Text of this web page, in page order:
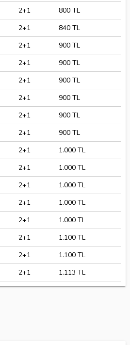
2+1
800 TL
2+1
840 TL
2+1
900 TL
2+1
900 TL
2+1
900 TL
2+1
900 TL
2+1
900 TL
2+1
900 TL
2+1
1.000 TL
2+1
1.000 TL
2+1
1.000 TL
2+1
1.000 TL
2+1
1.000 TL
2+1
1.100 TL
2+1
1.100 TL
2+1 1.113 TL